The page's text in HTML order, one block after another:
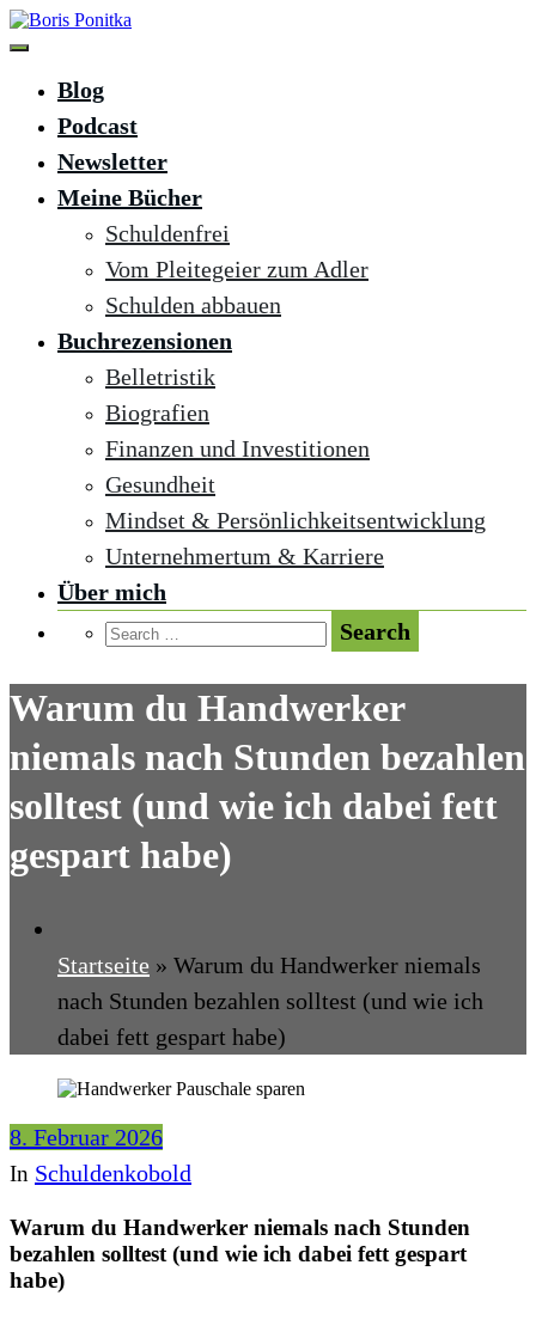
Zum
Inhalt
Blog
Podcast
Newsletter
Meine Bücher
Schuldenfrei
Vom Pleitegeier zum Adler
Schulden abbauen
Buchrezensionen
Belletristik
Biografien
Finanzen und Investitionen
Gesundheit
Mindset & Persönlichkeitsentwicklung
Unternehmertum & Karriere
Über mich
Warum du Handwerker
niemals nach Stunden bezahlen
solltest (und wie ich dabei fett
gespart habe)
Startseite » Warum du Handwerker niemals
nach Stunden bezahlen solltest (und wie ich
dabei fett gespart habe)
8. Februar 2026
In Schuldenkobold
Warum du Handwerker niemals nach Stunden
bezahlen solltest (und wie ich dabei fett gespart
habe)